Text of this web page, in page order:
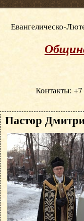
Евангелическо-
Контакты: +7
Пастор